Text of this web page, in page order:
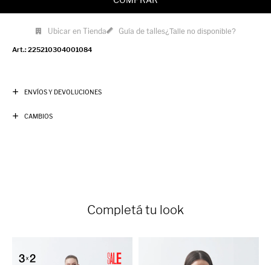
Ubicar en Tienda Guía de talles¿Talle no disponible?
225210304001084
ENVÍOS Y DEVOLUCIONES
CAMBIOS
Completá tu look